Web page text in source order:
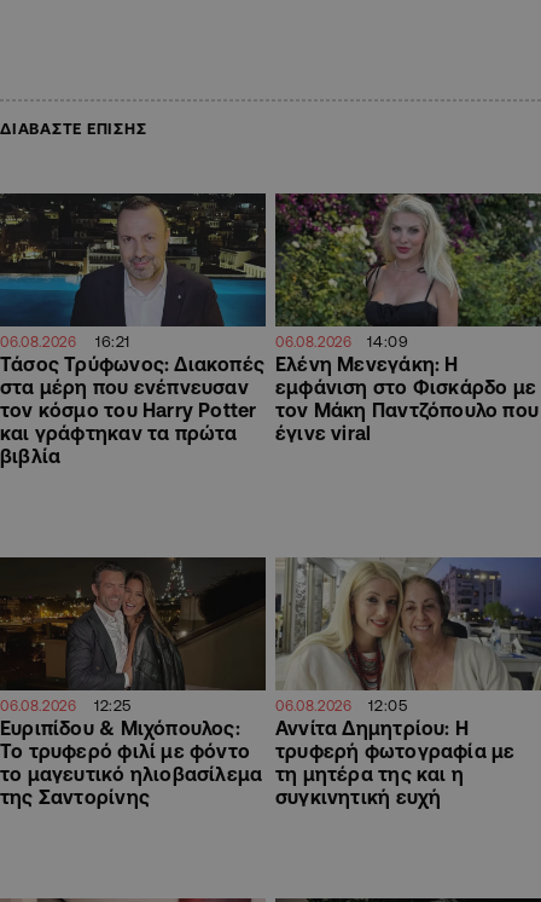
ΔΙΑΒΑΣΤΕ ΕΠΙΣΗΣ
06.08.2026 16:21
Τάσος Τρύφωνος: Διακοπές
στα μέρη που ενέπνευσαν
τον κόσμο του Harry Potter
και γράφτηκαν τα πρώτα
βιβλία
06.08.2026 14:09
Ελένη Μενεγάκη: Η
εμφάνιση στο Φισκάρδο με
τον Μάκη Παντζόπουλο που
έγινε viral
06.08.2026 12:25
Ευριπίδου & Μιχόπουλος:
Το τρυφερό φιλί με φόντο
το μαγευτικό ηλιοβασίλεμα
της Σαντορίνης
06.08.2026 12:05
Αννίτα Δημητρίου: Η
τρυφερή φωτογραφία με
τη μητέρα της και η
συγκινητική ευχή